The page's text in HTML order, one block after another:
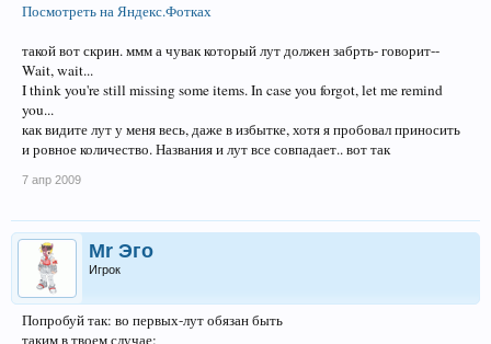
Посмотреть на Яндекс.Фотках
такой вот скрин. ммм а чувак который лут должен забрть- говорит--
Wait, wait...
I think you're still missing some items. In case you forgot, let me remind
you...
как видите лут у меня весь, даже в избытке, хотя я пробовал приносить
и ровное количество. Названия и лут все совпадает.. вот так
7 апр 2009
Mr Эго
Игрок
Попробуй так: во первых-лут обязан быть
таким в твоем случае: